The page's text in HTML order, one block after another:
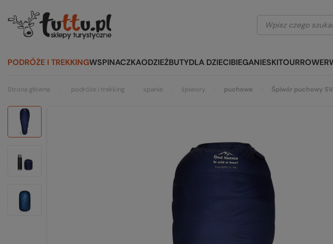
PODRÓŻE I TREKKINGWSPINACZKAODZIEŻBUTYDLA DZIECIBIEGANIESKITOURROWER
Strona główna podróże i trekking spanie śpiwory puchowe Śpiwór puchowy